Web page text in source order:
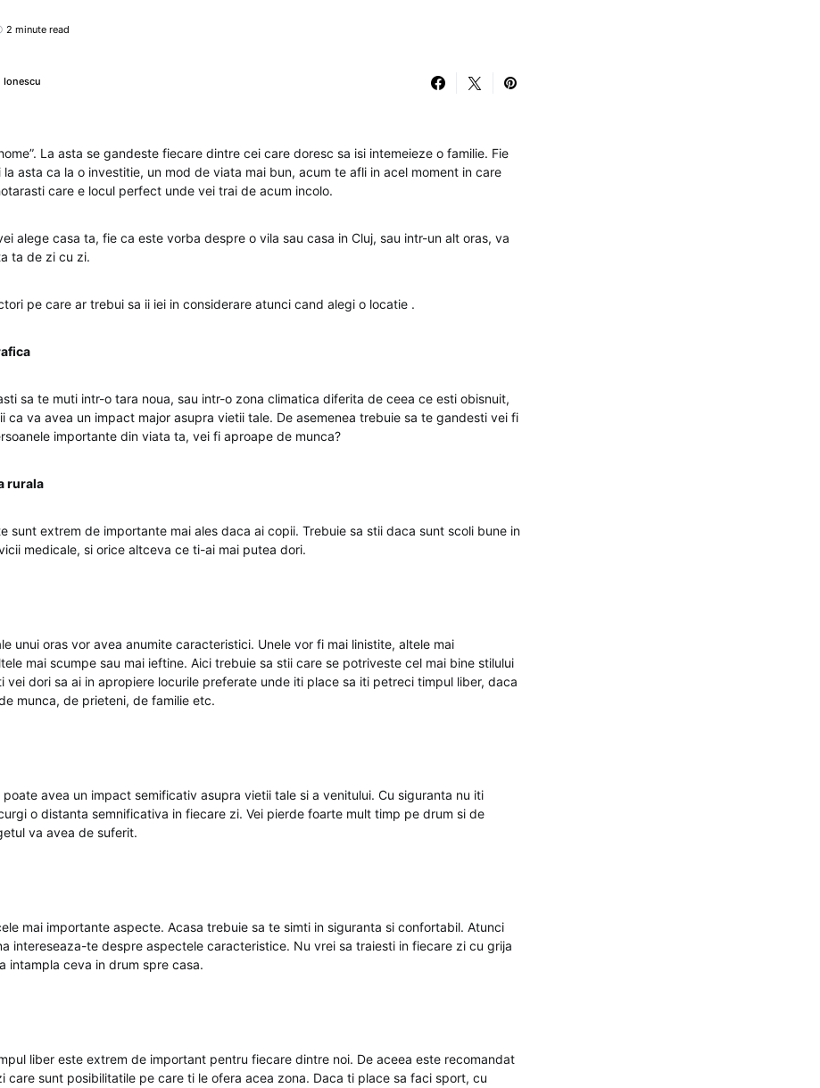
2 minute read
Ionescu
La asta se gandeste fiecare dintre cei care doresc sa isi intemeieze o familie. Fie
asta ca la o investitie, un mod de viata mai bun, acum te afli in acel moment in care
care e locul perfect unde vei trai de acum incolo.
alege casa ta, fie ca este vorba despre o vila sau casa in Cluj, sau intr-un alt oras, va
ta de zi cu zi.
pe care ar trebui sa ii iei in considerare atunci cand alegi o locatie .
sa te muti intr-o tara noua, sau intr-o zona climatica diferita de ceea ce esti obisnuit,
ca va avea un impact major asupra vietii tale. De asemenea trebuie sa te gandesti vei fi
importante din viata ta, vei fi aproape de munca?
rurala
sunt extrem de importante mai ales daca ai copii. Trebuie sa stii daca sunt scoli bune in
medicale, si orice altceva ce ti-ai mai putea dori.
unui oras vor avea anumite caracteristici. Unele vor fi mai linistite, altele mai
mai scumpe sau mai ieftine. Aici trebuie sa stii care se potriveste cel mai bine stilului
vei dori sa ai in apropiere locurile preferate unde iti place sa iti petreci timpul liber, daca
munca, de prieteni, de familie etc.
avea un impact semificativ asupra vietii tale si a venitului. Cu siguranta nu iti
o distanta semnificativa in fiecare zi. Vei pierde foarte mult timp pe drum si de
va avea de suferit.
mai importante aspecte. Acasa trebuie sa te simti in siguranta si confortabil. Atunci
intereseaza-te despre aspectele caracteristice. Nu vrei sa traiesti in fiecare zi cu grija
intampla ceva in drum spre casa.
liber este extrem de important pentru fiecare dintre noi. De aceea este recomandat
care sunt posibilitatile pe care ti le ofera acea zona. Daca ti place sa faci sport, cu